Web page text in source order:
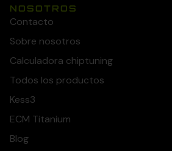
NOSOTROS
Contacto
Sobre nosotros
Calculadora chiptuning
Todos los productos
Kess3
ECM Titanium
Blog